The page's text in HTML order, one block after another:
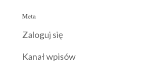
Meta
Zaloguj się
Kanał wpisów